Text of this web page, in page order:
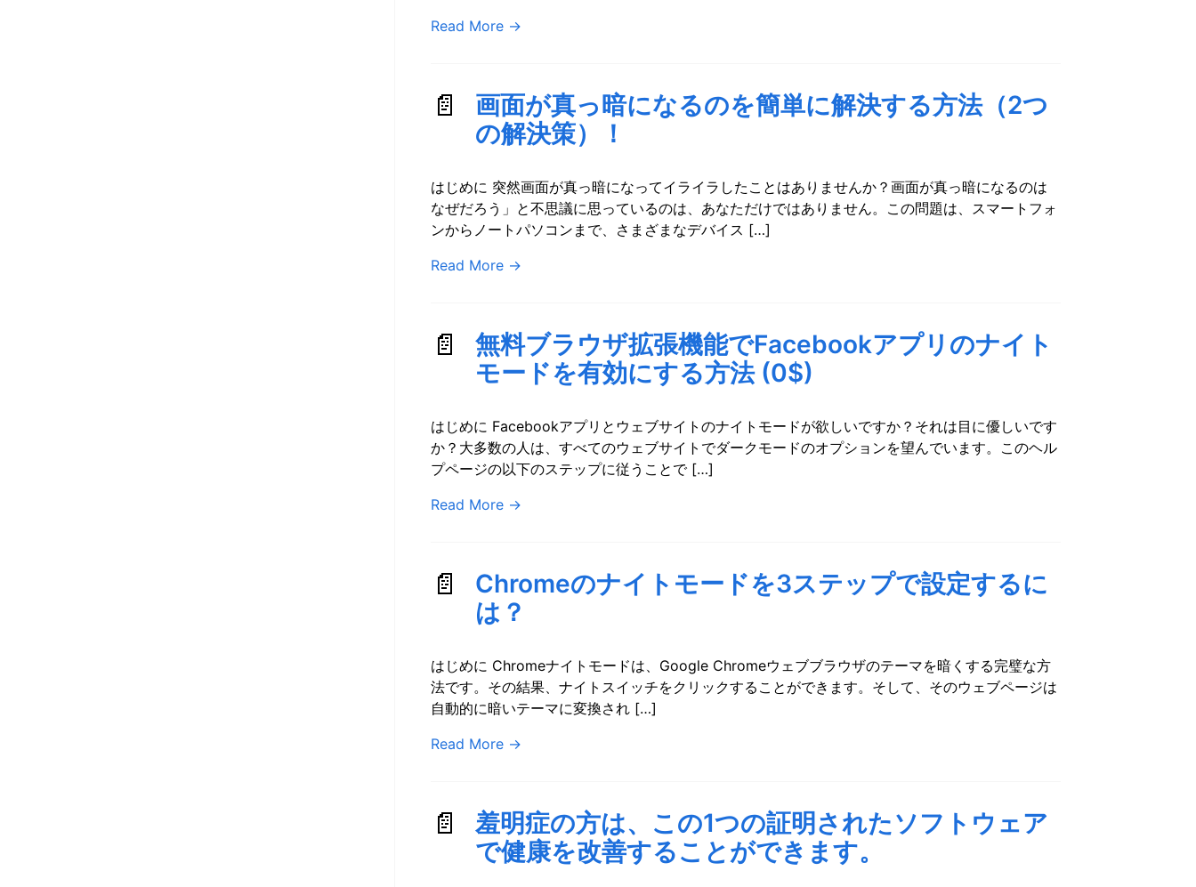
Read More →
画面が真っ暗になるのを簡単に解決する方法（2つ
の解決策）！
はじめに 突然画面が真っ暗になってイライラしたことはありませんか？画面が真っ暗になるのは
なぜだろう」と不思議に思っているのは、あなただけではありません。この問題は、スマートフォ
ンからノートパソコンまで、さまざまなデバイス […]
Read More →
無料ブラウザ拡張機能でFacebookアプリのナイト
モードを有効にする方法 (0$)
はじめに Facebookアプリとウェブサイトのナイトモードが欲しいですか？それは目に優しいです
か？大多数の人は、すべてのウェブサイトでダークモードのオプションを望んでいます。このヘル
プページの以下のステップに従うことで […]
Read More →
Chromeのナイトモードを3ステップで設定するに
は？
はじめに Chromeナイトモードは、Google Chromeウェブブラウザのテーマを暗くする完璧な方
法です。その結果、ナイトスイッチをクリックすることができます。そして、そのウェブページは
自動的に暗いテーマに変換され […]
Read More →
羞明症の方は、この1つの証明されたソフトウェア
で健康を改善することができます。